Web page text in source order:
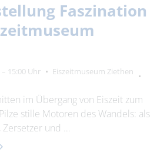
Faszination
– 15:00 Uhr
Eiszeitmuseum Ziethen
im Übergang von Eiszeit zum
stille Motoren des Wandels: als
und …